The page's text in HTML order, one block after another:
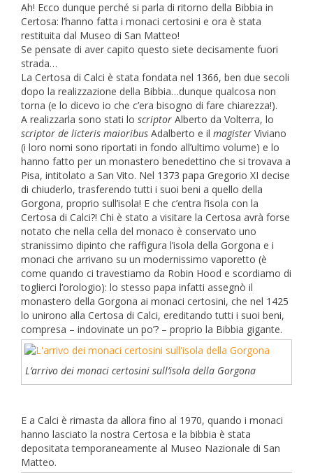
Ah! Ecco dunque perché si parla di ritorno della Bibbia in
Certosa: l’hanno fatta i monaci certosini e ora è stata
restituita dal Museo di San Matteo!
Se pensate di aver capito questo siete decisamente fuori
strada…
La Certosa di Calci è stata fondata nel 1366, ben due secoli
dopo la realizzazione della Bibbia…dunque qualcosa non
torna (e lo dicevo io che c’era bisogno di fare chiarezza!).
A realizzarla sono stati lo scriptor Alberto da Volterra, lo
scriptor de licteris maioribus Adalberto e il magister Viviano
(i loro nomi sono riportati in fondo all’ultimo volume) e lo
hanno fatto per un monastero benedettino che si trovava a
Pisa, intitolato a San Vito. Nel 1373 papa Gregorio XI decise
di chiuderlo, trasferendo tutti i suoi beni a quello della
Gorgona, proprio sull’isola! E che c’entra l’isola con la
Certosa di Calci?! Chi è stato a visitare la Certosa avrà forse
notato che nella cella del monaco è conservato uno
stranissimo dipinto che raffigura l’isola della Gorgona e i
monaci che arrivano su un modernissimo vaporetto (è
come quando ci travestiamo da Robin Hood e scordiamo di
toglierci l’orologio): lo stesso papa infatti assegnò il
monastero della Gorgona ai monaci certosini, che nel 1425
lo unirono alla Certosa di Calci, ereditando tutti i suoi beni,
compresa – indovinate un po’? – proprio la Bibbia gigante.
L’arrivo dei monaci certosini sull’isola della Gorgona
E a Calci è rimasta da allora fino al 1970, quando i monaci
hanno lasciato la nostra Certosa e la bibbia è stata
depositata temporaneamente al Museo Nazionale di San
Matteo.